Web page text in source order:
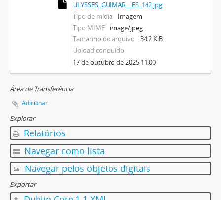
ULYSSES_GUIMAR__ES_142.jpg
Tipo de mídia
Imagem
Tipo MIME
image/jpeg
Tamanho do arquivo
34.2 KiB
Upload concluído
17 de outubro de 2025 11:00
Área de Transferência
Adicionar
Explorar
Relatórios
Navegar como lista
Navegar pelos objetos digitais
Exportar